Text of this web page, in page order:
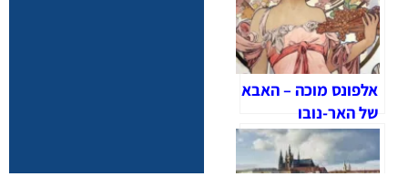
אלפונס מוכה – האבא
של האר-נובו